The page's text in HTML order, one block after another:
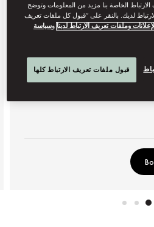
For the fifth
4 مساءً - 10 مساءً
الخاصة بنا مزيد من المعلومات وتوضح
لديك. بالنقر على “قبول كل ملفات تعريف
وملفات تعريف الارتباط لدينا وسياسة
قبول ملفات تعريف الارتباط كلها